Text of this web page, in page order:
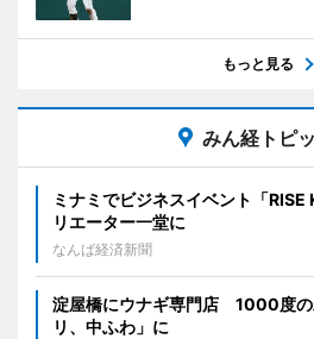
もっと見る
みん経トピ
ミナミでビジネスイベント「
リエーター一堂に
なんば経済新聞
淀屋橋にウナギ専門店 1000度の
リ、中ふわ」に